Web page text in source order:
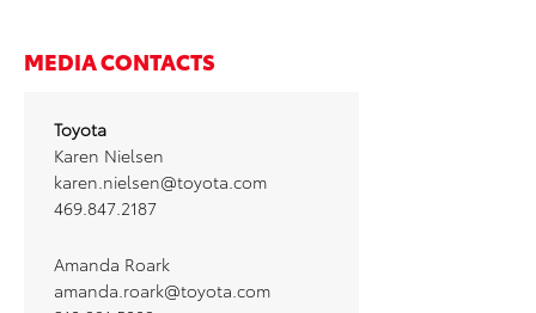
MEDIA CONTACTS
Toyota
Karen Nielsen
karen.nielsen@toyota.com
469.847.2187
Amanda Roark
amanda.roark@toyota.com